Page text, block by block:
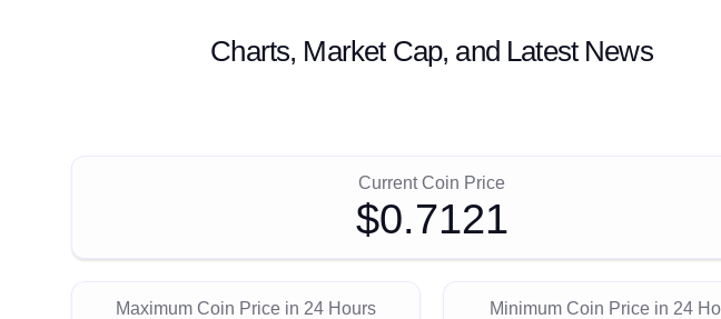
Charts, Market Cap, and Latest News
Current Coin Price
$0.7121
Maximum Coin Price in 24 Hours Minimum Coin Price in 24